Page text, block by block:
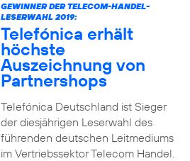
GEWINNER DER TELECOM-HANDEL-
LESERWAHL 2019:
Telefónica erhält
höchste
Auszeichnung von
Partnershops
Telefónica Deutschland ist Sieger
der diesjährigen Leserwahl des
führenden deutschen Leitmediums
im Vertriebssektor Telecom Handel.